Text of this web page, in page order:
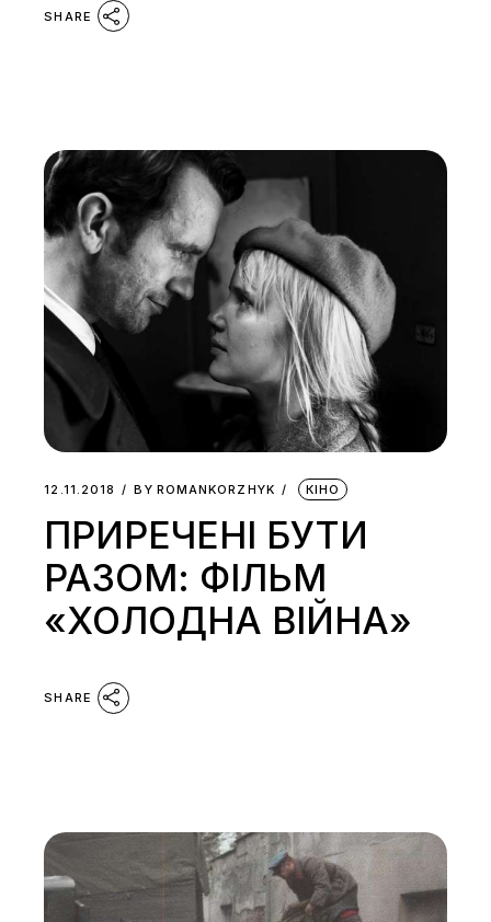
SHARE
12.11.2018 BY ROMANKORZHYK КІНО
ПРИРЕЧЕНІ БУТИ
РАЗОМ: ФІЛЬМ
«ХОЛОДНА ВІЙНА»
SHARE